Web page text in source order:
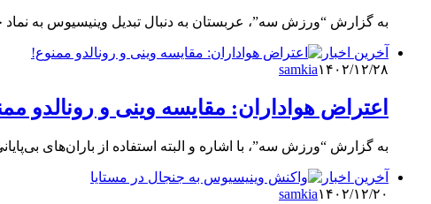
به گزارش “ورزش سه”، عربستان به دنبال تبدیل وینیسیوس به
آخرین اخبار
samkia۱۴۰۲/۱۲/۲۸
اعتراض هواداران: مقایسه وینی و رونالدو
به گزارش “ورزش سه”، با اشاره و البته استفاده از باران‌های
آخرین اخبار
samkia۱۴۰۲/۱۲/۲۰